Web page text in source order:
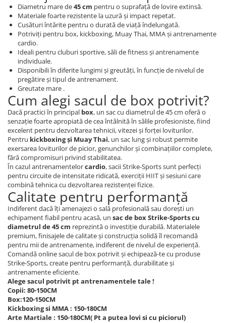
Diametru mare de45 cm pentru o suprafață de lovire extinsă.
Materiale foarte rezistente la uzură și impact repetat.
Cusături întărite pentru o durată de viață îndelungată.
Potriviți pentru box, kickboxing, Muay Thai, MMA și antrenamente
cardio.
Ideali pentru cluburi sportive, săli de fitness și antrenamente
individuale.
Disponibili în diferite lungimi și greutăți, în funcție de nivelul de
pregătire și tipul de antrenament.
Greutate mare .
Cum alegi sacul de box potrivit?
Dacă practici în principal box, un sac cu diametrul de 45 cm oferă o
senzație foarte apropiată de cea întâlnită în sălile profesioniste, fiind
excelent pentru dezvoltarea tehnicii, vitezei și forței loviturilor.
Pentru kickboxing și Muay Thai, un sac lung și robust permite
exersarea loviturilor de picior, genunchilor și combinațiilor complete,
fără compromisuri privind stabilitatea.
În cazul antrenamentelorcardio, sacii Strike-Sports sunt perfecți
pentru circuite de intensitate ridicată, exerciții HIIT și sesiuni care
combină tehnica cu dezvoltarea rezistenței fizice.
Calitate pentru performanță
Indiferent dacă îți amenajezi o sală profesională sau dorești un
echipament fiabil pentru acasă, un sac de box Strike-Sports cu
diametrul de 45 cm reprezintă o investiție durabilă. Materialele
premium, finisajele de calitate și construcția solidă îl recomandă
pentru mii de antrenamente, indiferent de nivelul de experiență.
Comandă online sacul de box potrivit și echipează-te cu produse
Strike-Sports, create pentru performanță, durabilitate și
antrenamente eficiente.
Alege sacul potrivit pt antrenamentele tale !
Copii: 80-150CM
Box:120-150CM
Kickboxing si MMA : 150-180CM
Arte Martiale : 150-180CM( Pt a putea lovi si cu piciorul)